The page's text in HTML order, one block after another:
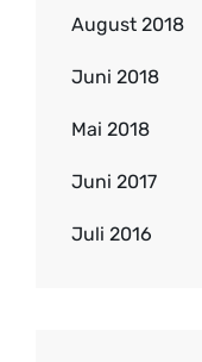
August 2018
Juni 2018
Mai 2018
Juni 2017
Juli 2016